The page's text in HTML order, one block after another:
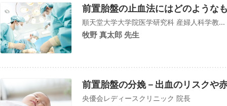
前置胎盤の止血法にはどのような
順天堂大学大学院医学研究科 産婦人科学教...
牧野 真太郎 先生
前置胎盤の分娩－出血のリスクや
央優会レディースクリニック 院長